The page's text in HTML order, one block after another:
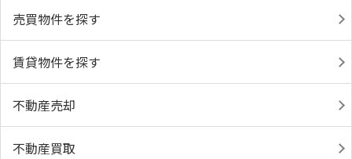
売買物件を探す
賃貸物件を探す
不動産売却
不動産買取